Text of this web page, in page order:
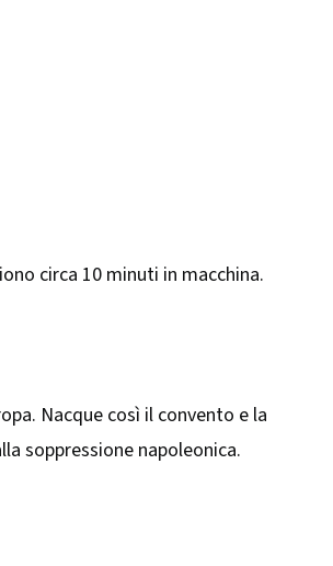
circa 10 minuti in macchina.
Nacque così il convento e la
soppressione napoleonica.